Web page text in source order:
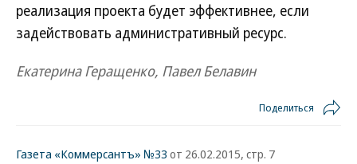
реализация проекта будет эффективнее, если
задействовать административный ресурс.
Екатерина Геращенко, Павел Белавин
Поделиться
Газета «Коммерсантъ» №33 от 26.02.2015, стр. 7